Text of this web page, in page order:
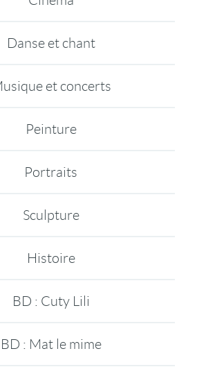
Danse et chant
et concerts
Peinture
Portraits
Sculpture
Histoire
BD : Cuty Lili
BD : Mat le mime